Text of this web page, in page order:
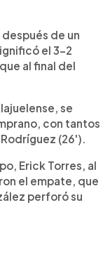
de un
el 3-2
al final del
se
con tantos
(26').
Erick Torres, al
el empate, que
perforó su